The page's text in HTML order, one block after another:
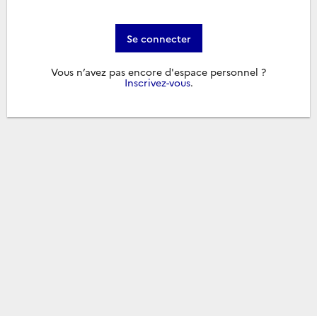
Se connecter
Vous n’avez pas encore d'espace personnel ?
Inscrivez-vous.